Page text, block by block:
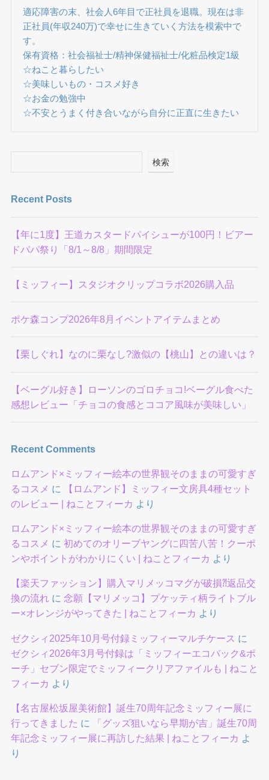
適応障害の末、社会人6年目で正社員を退職。現在は非
正社員(年収240万)で幸せに生きていく方法を模索中で
す。
保有資格：社会福祉士/精神保健福祉士/化粧品検定1級
☆ねこと暮らしたい
☆美味しいもの・コスメ好き
☆お金の勉強中
☆不安とうまく付き合いながら自分に正直に生きたい
検索
Recent Posts
【年に1度】王道カスタードパイシューが100円！ビアー
ドパパ祭り「8/1～8/8」期間限定
【ミッフィー】スタジオクリップコラボ2026購入品
ポケ森コンプ2026年8月イベントアイテムまとめ
【栗しぐれ】なのに栗なし?激似の【桃山】との違いは？
【ベーグル好き】ローソンのゴロチョコ!ベーグル食べた
感想レビュー「チョコの食感とココア風味が美味しい」
Recent Comments
ロムアンド×ミッフィー絵本の世界観そのままの可愛すぎ
るコスメ に
【ロムアンド】ミッフィー文房具4種セット
のレビュー | ねことフィーカ より
ロムアンド×ミッフィー絵本の世界観そのままの可愛すぎ
るコスメ に 初めてのオリーブヤングに四苦八苦！クーポ
ンやポイントがわかりにくい | ねことフィーカ より
【楽天ファッション】購入マリメッコマグが破損⁈返品交
換の流れに 念願【マリメッコ】プケッティ柄ライトブル
ー×オレンジがやってきた | ねことフィーカ より
ゼクシィ2025年10月号付録ミッフィーマルチケース に
ゼクシィ2026年3月号付録は「ミッフィーエコバック&ポ
ーチ」セブン限定でミッフィークリアファイルも | ねこと
フィーカ より
【名古屋松坂屋美術館】誕生70周年記念ミッフィー展に
行ってきました に
「グッズ狙いなら早期が吉」誕生70周
年記念ミッフィー展に再訪した結果 | ねことフィーカ よ
り